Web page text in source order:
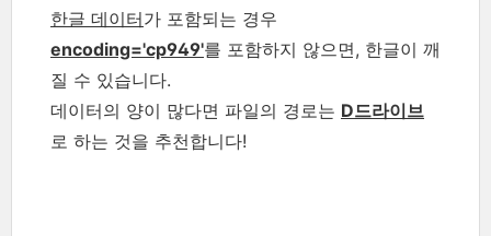
한글 데이터가 포함되는 경우
encoding='cp949'를 포함하지 않으면, 한글이 깨
질 수 있습니다.
데이터의 양이 많다면 파일의 경로는 D드라이브
로 하는 것을 추천합니다!